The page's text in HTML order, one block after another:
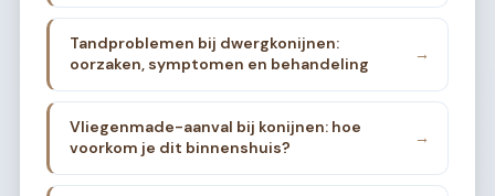
Tandproblemen bij dwergkonijnen:
oorzaken, symptomen en behandeling
→
Vliegenmade-aanval bij konijnen: hoe
voorkom je dit binnenshuis?
→